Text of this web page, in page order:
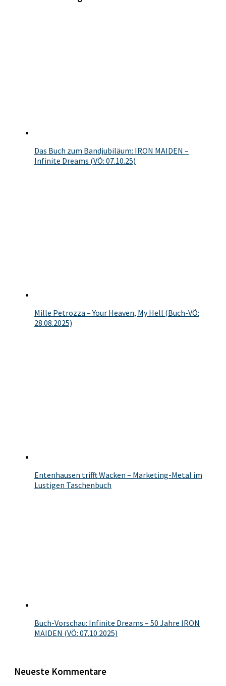
Das Buch zum Bandjubiläum: IRON MAIDEN –
Infinite Dreams (VÖ: 07.10.25)
Mille Petrozza – Your Heaven, My Hell (Buch-VÖ:
28.08.2025)
Entenhausen trifft Wacken – Marketing-Metal im
Lustigen Taschenbuch
Buch-Vorschau: Infinite Dreams – 50 Jahre IRON
MAIDEN (VÖ: 07.10.2025)
Neueste Kommentare